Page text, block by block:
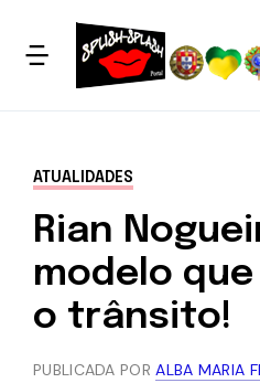
ATUALIDADES
Rian
modelo
o trânsito!
PUBLICADA PORALBA MARIA